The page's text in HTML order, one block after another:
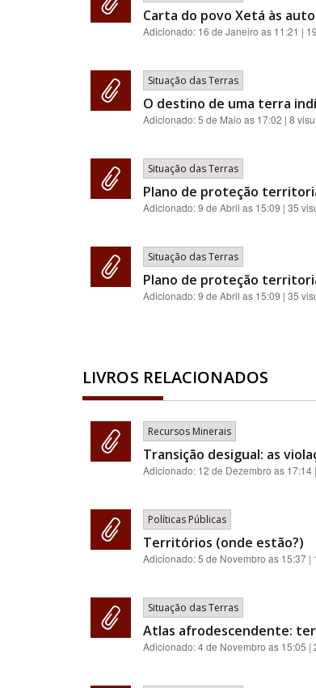
Carta do povo Xetá às
Adicionado: 16 de Janeiro as 11:21 |
Situação das Terras
O destino de uma terra
Adicionado:5 de Maio as 17:02 | 8
Situação das Terras
Plano de proteção
Adicionado:9 de Abril as 15:09 | 35
Situação das Terras
Plano de proteção
Adicionado:9 de Abril as 15:09 | 35
LIVROS RELACIONADOS
Recursos Minerais
Transição desigual: as
Adicionado: 12 de Dezembro as 17:14
Políticas Públicas
Territórios (onde estão?)
Adicionado:5 de Novembro as 15:37 |
Situação das Terras
Atlas afrodescendente:
Adicionado:4 de Novembro as 15:05 |